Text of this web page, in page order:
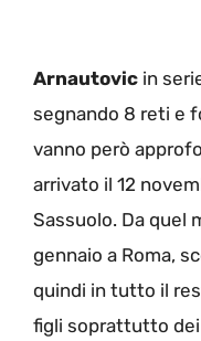
Arnautovic in
segnando 8 reti e
vanno però
arrivato il 12
Sassuolo. Da quel
gennaio a Roma,
quindi in tutto il
figli soprattutto